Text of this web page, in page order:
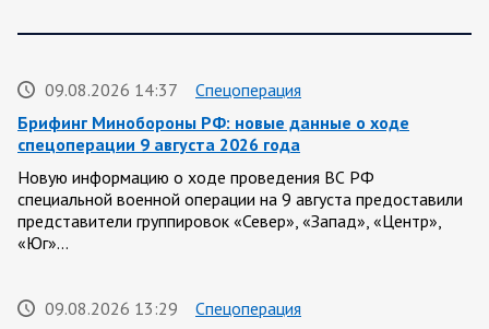
09.08.2026 14:37
Спецоперация
Брифинг Минобороны РФ: новые данные о ходе
спецоперации 9 августа 2026 года
Новую информацию о ходе проведения ВС РФ
специальной военной операции на 9 августа предоставили
представители группировок «Север», «Запад», «Центр»,
«Юг»…
09.08.2026 13:29
Спецоперация